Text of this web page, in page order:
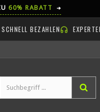
60% RABATT ➔
BEZAHLEN